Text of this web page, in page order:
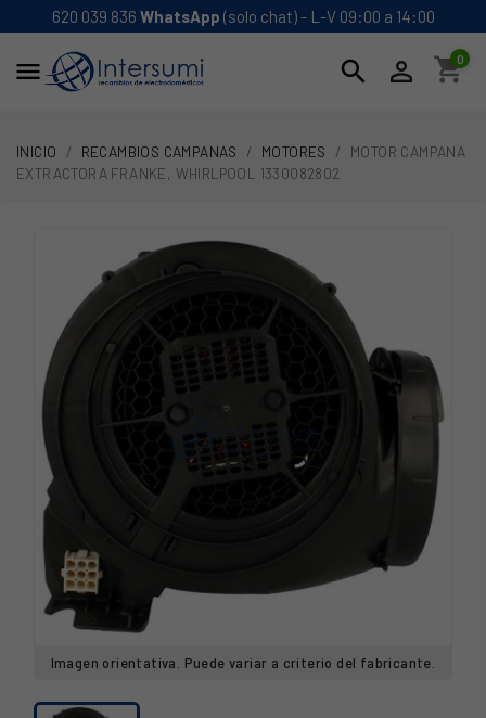
620 039 836 WhatsApp (solo chat) - L-V 09:00 a 14:00
 search  shopping_cart
0
INICIO RECAMBIOS CAMPANAS MOTORES
MOTOR CAMPANA
EXTRACTORA FRANKE, WHIRLPOOL 1330082802
Imagen orientativa. Puede variar a criterio del fabricante.